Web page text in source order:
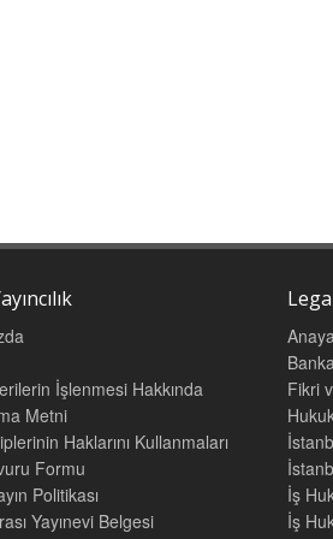
Suistimale ve Cinsel İstismara Karşı Avrupa
Suçlulara Uygulanan Alternatif Yaptırım
Kastrasyon
Kastrasyon
İşlenmesi Hakkında
Metni
Haklarını Kullanmaları
Formu
Politikası
Yayınevi Belgesi
Fikri
İş
İş